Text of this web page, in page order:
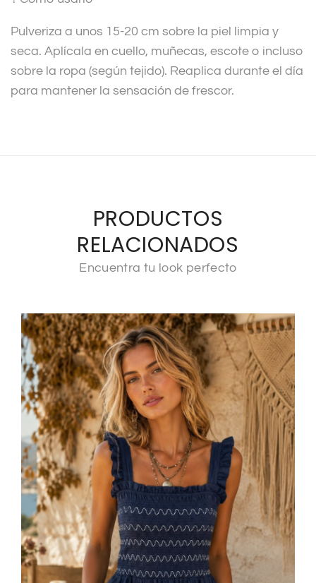
Pulveriza a unos 15-20 cm sobre la piel limpia y
seca. Aplícala en cuello, muñecas, escote o incluso
sobre la ropa (según tejido). Reaplica durante el día
para mantener la sensación de frescor.
PRODUCTOS
RELACIONADOS
Encuentra tu look perfecto